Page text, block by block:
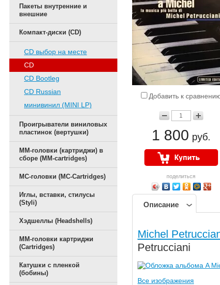
Пакеты внутренние и
внешние
Компакт-диски (CD)
CD выбор на месте
CD
CD Bootleg
CD Russian
минивинил (MINI LP)
Проигрыватели виниловых
пластинок (вертушки)
ММ-головки (картриджи) в
сборе (MM-cartridges)
MC-головки (MC-Cartridges)
Иглы, вставки, стилусы
(Styli)
Хэдшеллы (Headshells)
ММ-головки картриджи
(Cartridges)
Катушки с пленкой
(бобины)
Добавить к
1 800 руб.
поделиться
Описание
Michel
Petrucciani
Все изображения